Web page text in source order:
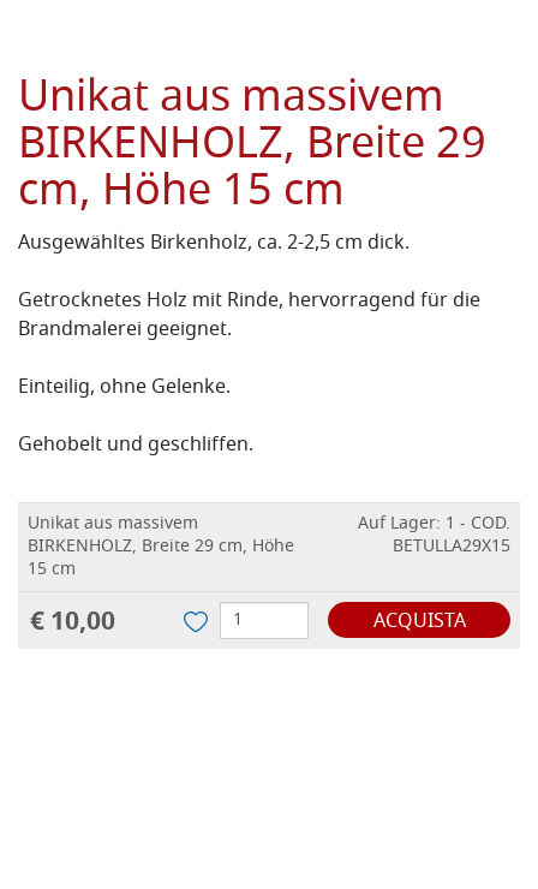
Unikat aus massivem
BIRKENHOLZ, Breite 29
cm, Höhe 15 cm
Ausgewähltes Birkenholz, ca. 2-2,5 cm dick.
Getrocknetes Holz mit Rinde, hervorragend für die
Brandmalerei geeignet.
Einteilig, ohne Gelenke.
Gehobelt und geschliffen.
Unikat aus massivem
BIRKENHOLZ, Breite 29 cm, Höhe
15 cm
Auf Lager: 1 - COD.
BETULLA29X15
€ 10,00 ACQUISTA